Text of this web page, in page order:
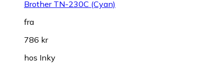
Brother TN-230C (Cyan)
fra
786 kr
hos Inky